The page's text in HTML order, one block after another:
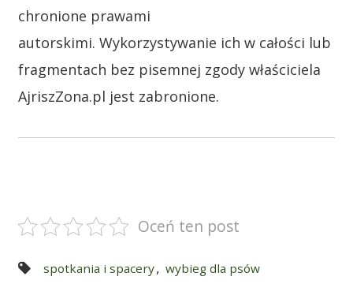
chronione prawami
autorskimi. Wykorzystywanie ich w całości lub
fragmentach bez pisemnej zgody właściciela
AjriszZona.pl jest zabronione.
Oceń ten post
spotkania i spacery, wybieg dla psów